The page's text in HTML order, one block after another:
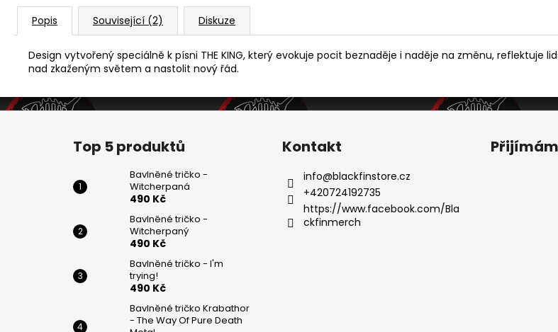
Popis Související (2) Diskuze
Design vytvořený speciálně k písni THE KING, který evokuje pocit beznaděje i naděje na změnu,
nad zkaženým světem a nastolit nový řád.
Z
Top 5 produktů
Bavlněné tričko -
Witcherpaná
490 Kč
Bavlněné tričko -
Witcherpaný
490 Kč
Bavlněné tričko - I'm
trying!
490 Kč
Bavlněné tričko Krabathor
- The Way Of Pure Death
Kontakt
info@blackfinstore.cz
+420724192735
https://www.facebook.com/Bla
ckfinmerch